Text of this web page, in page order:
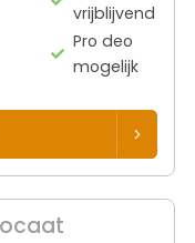
vrijblijvend
Pro deo
mogelijk